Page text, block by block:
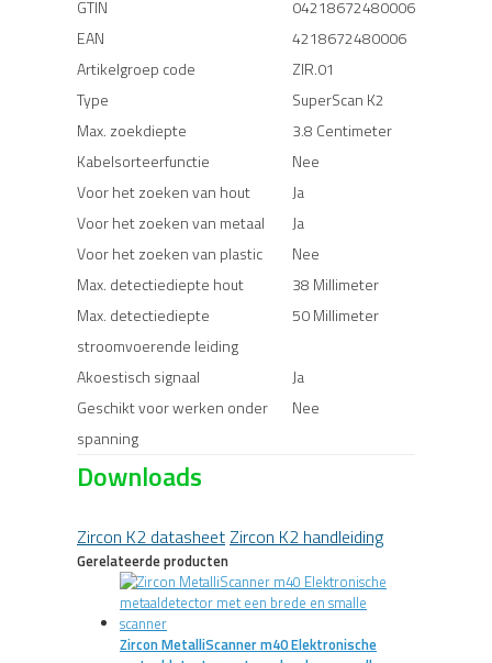
GTIN
04218672480006
EAN
4218672480006
Artikelgroep code
ZIR.01
Type
SuperScan K2
Max. zoekdiepte
3.8 Centimeter
Kabelsorteerfunctie
Nee
Voor het zoeken van hout
Ja
Voor het zoeken van metaal
Ja
Voor het zoeken van plastic
Nee
Max. detectiediepte hout
38 Millimeter
Max. detectiediepte
stroomvoerende leiding
50 Millimeter
Akoestisch signaal
Ja
Geschikt voor werken onder
spanning
Nee
Downloads
Zircon K2 datasheet Zircon K2 handleiding
Gerelateerde producten
Zircon MetalliScanner m40 Elektronische